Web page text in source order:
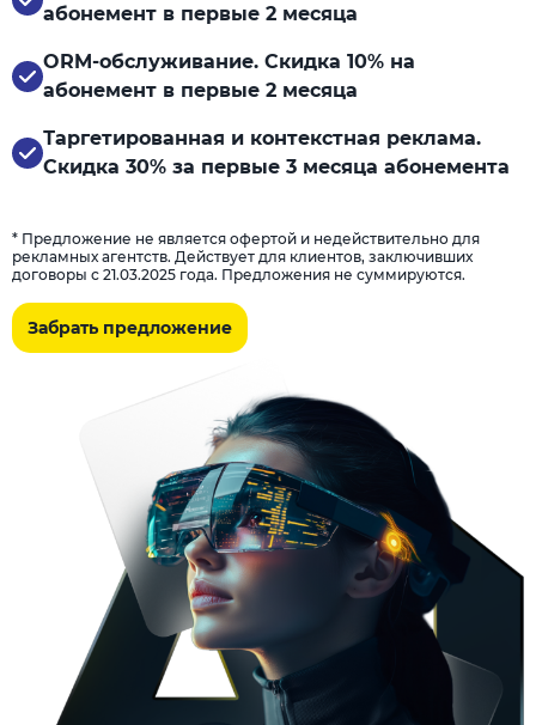
абонемент в первые 2 месяца
ORM-обслуживание. Скидка 10% на
абонемент в первые 2 месяца
Таргетированная и контекстная реклама.
Скидка 30% за первые 3 месяца абонемента
* Предложение не является офертой и недействительно для
рекламных агентств. Действует для клиентов, заключивших
договоры с 21.03.2025 года. Предложения не суммируются.
Забрать предложение